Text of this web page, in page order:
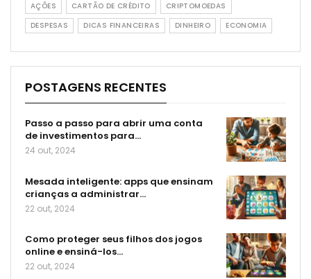
AÇÕES CARTÃO DE CRÉDITO
CRIPTOMOEDAS
DESPESAS
DICAS FINANCEIRAS DINHEIRO ECONOMIA
POSTAGENS RECENTES
Passo a passo para abrir uma conta
de investimentos para…
24 out, 2024
Mesada inteligente: apps que ensinam
crianças a administrar…
22 out, 2024
Como proteger seus filhos dos jogos
online e ensiná-los…
22 out, 2024